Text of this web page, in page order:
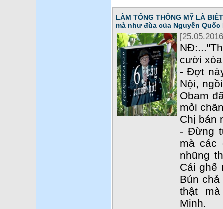
LÀM TỔNG THỐNG MỸ LÀ
mà như đùa của Nguyễn Quốc
cười
- Đợt
Nội,
Obam
mỏi
Chị bán
- Đừng
mà các
nhũng
Cái ghế
Bún
thật
Minh.